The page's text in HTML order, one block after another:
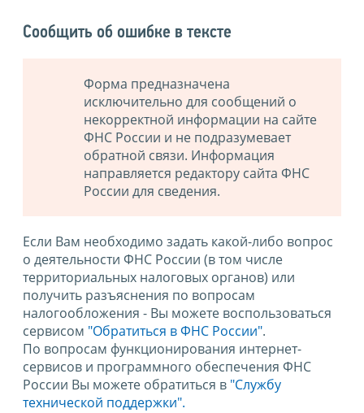
Сообщить об ошибке в тексте
Форма предназначена
исключительно для сообщений о
некорректной информации на сайте
ФНС России и не подразумевает
обратной связи. Информация
направляется редактору сайта ФНС
России для сведения.
Если Вам необходимо задать какой-либо вопрос
о деятельности ФНС России (в том числе
территориальных налоговых органов) или
получить разъяснения по вопросам
налогообложения - Вы можете воспользоваться
сервисом "Обратиться в ФНС России".
По вопросам функционирования интернет-
сервисов и программного обеспечения ФНС
России Вы можете обратиться в "Службу
технической поддержки".